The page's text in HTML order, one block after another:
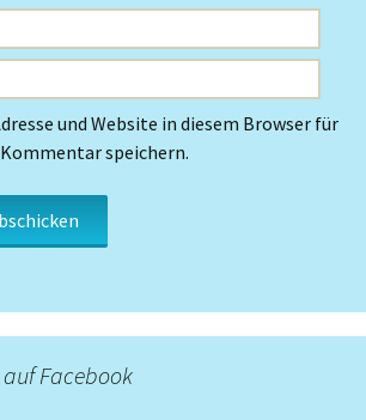
und Website in diesem Browser für
speichern.
Facebook